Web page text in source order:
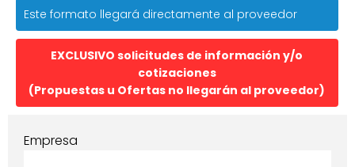
Este formato llegará directamente al proveedor
EXCLUSIVO solicitudes de información y/o
cotizaciones
(Propuestas u Ofertas no llegarán al proveedor)
Empresa